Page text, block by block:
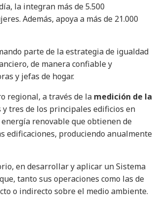
la integran más de 5.500
Además, apoya a más de 21.000
parte de la estrategia de igualdad
de manera confiable y
y jefas de hogar.
regional, a través de la medición de la
y tres de los principales edificios en
renovable que obtienen de
edificaciones, produciendo anualmente
en desarrollar y aplicar un Sistema
tanto sus operaciones como las de
o indirecto sobre el medio ambiente.